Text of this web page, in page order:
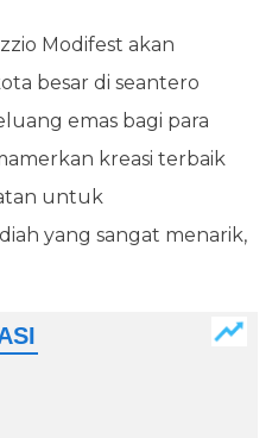
Modifest akan
besar di seantero
emas bagi para
kreasi terbaik
untuk
yang sangat menarik,